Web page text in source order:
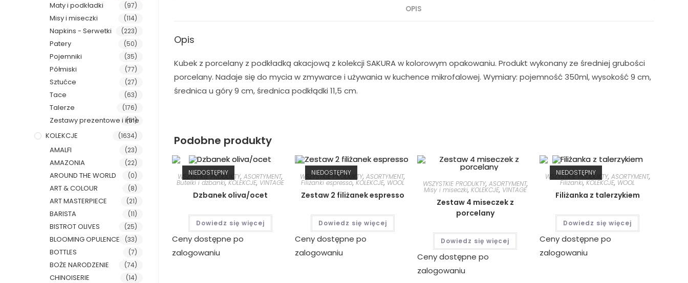
OPIS
Opis
Kubek z porcelany z podkładką akacjową z kolekcji SAKURA w kolorowym opakowaniu. Produkt wykonany ze średniej grubości
porcelany. Nadaje się do mycia w zmywarce i używania w kuchence mikrofalowej. Wymiary: pojemność 350ml, wysokość 9 cm,
średnica u góry 9 cm, średnica podkłądki 11,5 cm.
Podobne produkty
NIEDOSTĘPNY
WSZYSTKIE PRODUKTY,ASORTYMENT,
Butelki i dzbanki,KOLEKCJE, VINTAGE
Dzbanek oliva/ocet
Dowiedz się więcej
Ceny dostępne po
zalogowaniu
NIEDOSTĘPNY
WSZYSTKIE PRODUKTY,ASORTYMENT,
Filiżanki espresso,KOLEKCJE, WOOL
Zestaw 2 filiżanek espresso
Dowiedz się więcej
Ceny dostępne po
zalogowaniu
WSZYSTKIE PRODUKTY, ASORTYMENT,
Misy i miseczki, KOLEKCJE, VINTAGE
Zestaw 4 miseczek z
porcelany
Dowiedz się więcej
Ceny dostępne po
zalogowaniu
NIEDOSTĘPNY
WSZYSTKIE PRODUKTY, ASORTYMENT,
Filiżanki,KOLEKCJE, WOOL
Filiżanka z talerzykiem
Dowiedz się więcej
Ceny dostępne po
zalogowaniu
Maty i podkładki (97)
Misy i miseczki (114)
Napkins - Serwetki (223)
Patery (50)
Pojemniki (35)
Półmiski (77)
Sztućce (27)
Tace (63)
Talerze (176)
Zestawy prezentowe i inne
(51)
KOLEKCJE (1634)
AMALFI (23)
AMAZONIA (22)
AROUND THE WORLD (0)
ART & COLOUR (8)
ART MASTERPIECE (21)
BARISTA (11)
BISTROT OLIVES (25)
BLOOMING OPULENCE (33)
BOTTLES (7)
BOŻE NARODZENIE (74)
CHINOISERIE (14)